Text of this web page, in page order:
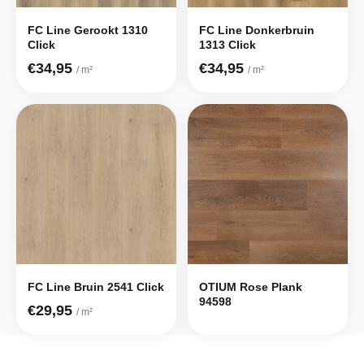
FC Line Gerookt 1310
Click
€34,95 / m²
FC Line Donkerbruin
1313 Click
€34,95 / m²
FC Line Bruin 2541 Click
€29,95 / m²
OTIUM Rose Plank
94598